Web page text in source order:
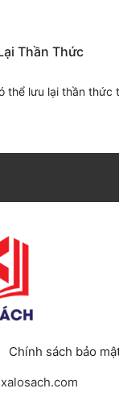
Thần Thức
thể lưu lại thần thức
Chính sách bảo